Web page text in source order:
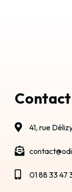
Contact
41, rue
01 88 33 47